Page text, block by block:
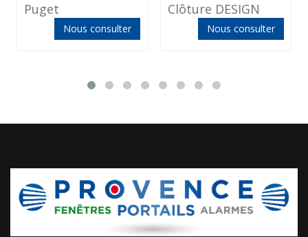
Puget
Nous consulter
Clôture DESIGN
Nous consulter